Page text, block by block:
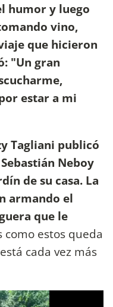
humor y luego
vino,
que hicieron
"Un gran
estar a mi
Tagliani publicó
Neboy
de su casa. La
armando el
que le
como estos queda
cada vez más